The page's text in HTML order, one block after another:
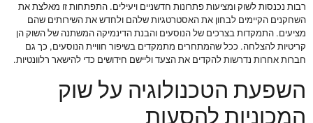
רבות נכנסות לשוק ומציעות פתרונות חדשניים ויעילים. התפתחות זו מאלצת את
השחקנים הקיימים לבחון את האסטרטגיות שלהם ולחדש את השירותים שהם
מציעים. התמקדות בצרכים של הנוסעים והבנת הדינמיקה המשתנה של השוק הן
קריטיות להצלחה. ככל שהמתחרים מתמקדים בשיפור חוויית הנוסעים, כך גם
חברות אחרות נדרשות להקדים את הצעד וליישם חידושים כדי להישאר רלוונטיות.
השפעת הטכנולוגיה על שוק
המכוניות להסעות